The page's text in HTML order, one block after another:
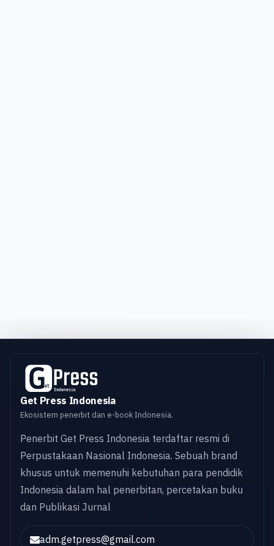
Get Press Indonesia
Ekosistem penerbit dan e-book Indonesia.
Penerbit Get Press Indonesia terdaftar resmi di
Perpustakaan Nasional Indonesia. Sebuah brand
khusus untuk memenuhi kebutuhan para pendidik
Indonesia dalam hal penerbitan, percetakan buku
dan Publikasi Jurnal
adm.getpress@gmail.com